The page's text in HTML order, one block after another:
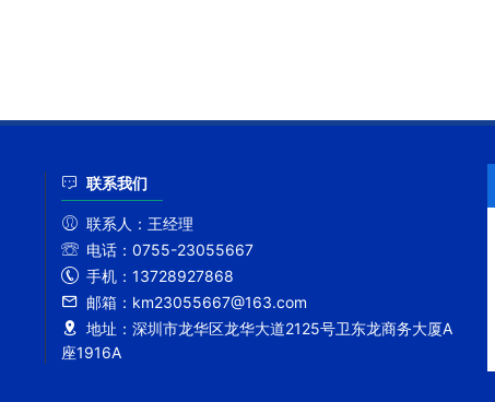
联系我们
联系人： 王经理
电话： 0755-23055667
手机： 13728927868
邮箱： km23055667@163.com
地址： 深圳市龙华区龙华大道2125号卫东龙商务大厦A
座1916A